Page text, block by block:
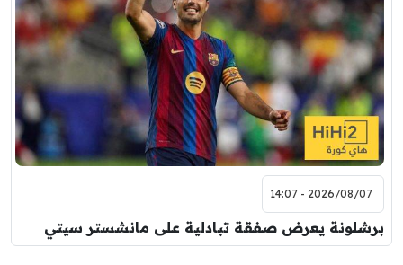
2026/08/07 - 14:07
برشلونة يعرض صفقة تبادلية على مانشستر سيتي